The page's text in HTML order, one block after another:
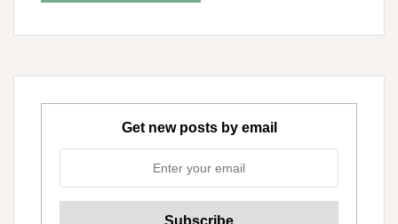
Get new posts by email